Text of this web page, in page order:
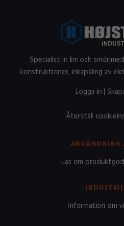
Specialist in lim och
konstruktioner, inkapsling av
Logga in |
Återställ
ANVÄNDNING
Läs om
Information om